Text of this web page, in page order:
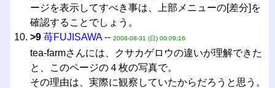
ージを表示してすべき事は、上部メニューの[差分]を
確認することでしょう。
>9 苺FUJISAWA-- 2008-08-31 (日) 00:09:16
tea-farmさんには、クサカゲロウの違いが理解できた
と、このページの４枚の写真で。
その理由は、実際に観察していたからだろうと思う。